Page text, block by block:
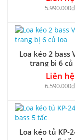
5.990.000₫
Loa kéo 2 bass
trang bị 6 củ
Liên hệ
6.590.000₫
Loa kéo tủ KP-